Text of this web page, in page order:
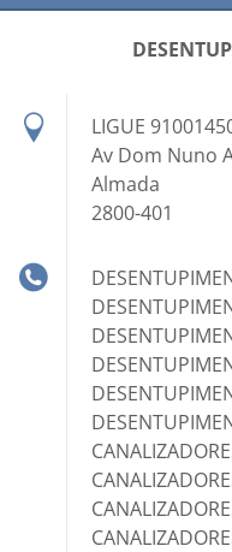
LIGUE
Av Dom Nuno
Almada
2800-401